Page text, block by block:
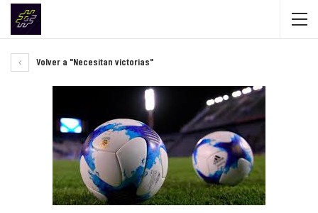
Volver a "Necesitan victorias"